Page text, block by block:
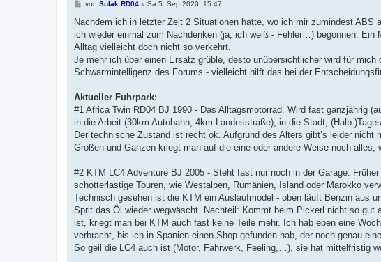
B
i
r
a
von Sulak RD04» Sa 5. Sep 2020, 15:47
Nachdem ich in letzter Zeit 2 Situationen hatte, wo ich mir zumindest ABS
ich wieder einmal zum Nachdenken (ja, ich weiß - Fehler…) begonnen. Ein
Alltag vielleicht doch nicht so verkehrt.
Je mehr ich über einen Ersatz grüble, desto unübersichtlicher wird für
Schwarmintelligenz des Forums - vielleicht hilft das bei der
Aktueller Fuhrpark:
#1 Africa Twin RD04 BJ 1990 - Das Alltagsmotorrad. Wird fast ganzjährig
in die Arbeit (30km Autobahn, 4km Landesstraße), in die Stadt, (Halb-
Der technische Zustand ist recht ok. Aufgrund des Alters gibt’s leider nicht
Großen und Ganzen kriegt man auf die eine oder andere Weise noch alles,
#2 KTM LC4 Adventure BJ 2005 - Steht fast nur noch in der Garage.
schotterlastige Touren, wie Westalpen, Rumänien, Island oder Marokko
Technisch gesehen ist die KTM ein Auslaufmodel - oben läuft Benzin aus
Sprit das Öl wieder wegwäscht. Nachteil: Kommt beim Pickerl nicht so gut
ist, kriegt man bei KTM auch fast keine Teile mehr. Ich hab eben eine
verbracht, bis ich in Spanien einen Shop gefunden hab, der noch genau
So geil die LC4 auch ist (Motor, Fahrwerk, Feeling,…), sie hat mittelfristig